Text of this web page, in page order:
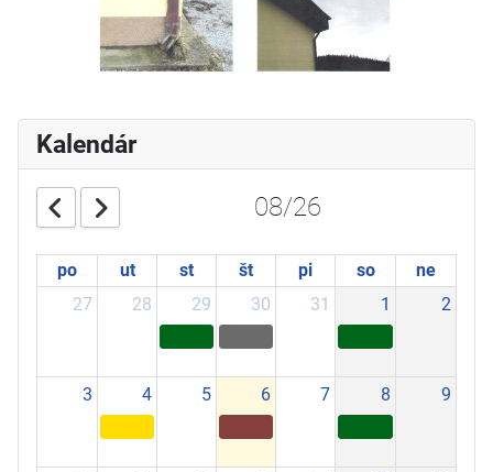
Kalendár
08/26
po ut st št pi so
ne
27
28 29 30 31 1 2
3 4 5 6 7 8 9